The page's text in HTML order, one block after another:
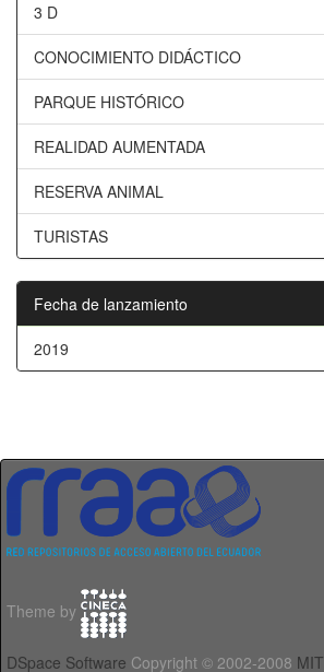
3 D
CONOCIMIENTO DIDÁCTICO
PARQUE HISTÓRICO
REALIDAD AUMENTADA
RESERVA ANIMAL
TURISTAS
Fecha de lanzamiento
2019
Theme by
DSpace Software Copyright © 2002-2008 MIT